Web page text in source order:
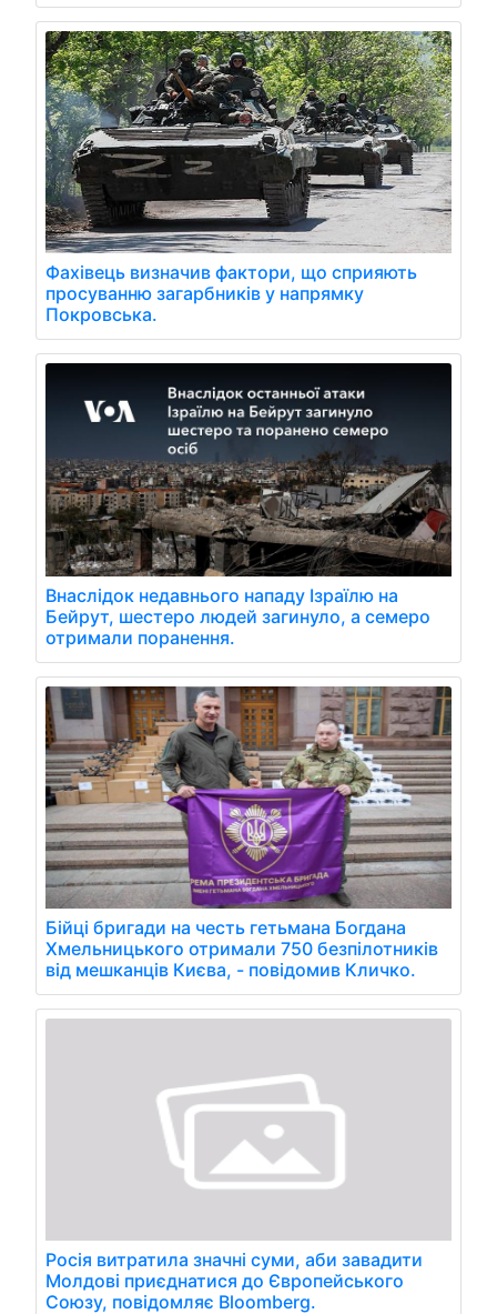
Фахівець визначив фактори, що сприяють
просуванню загарбників у напрямку
Покровська.
Внаслідок недавнього нападу Ізраїлю на
Бейрут, шестеро людей загинуло, а семеро
отримали поранення.
Бійці бригади на честь гетьмана Богдана
Хмельницького отримали 750 безпілотників
від мешканців Києва, - повідомив Кличко.
Росія витратила значні суми, аби завадити
Молдові приєднатися до Європейського
Союзу, повідомляє Bloomberg.